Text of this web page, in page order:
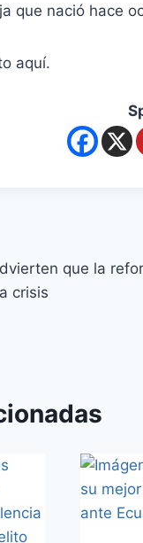
que nació hace
aquí.
que la
crisis